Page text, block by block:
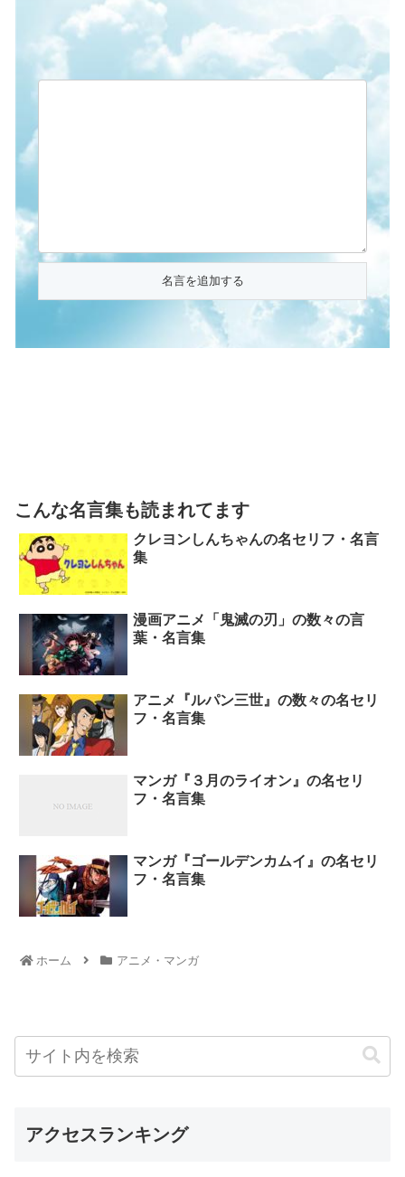
こんな名言集も読まれてます
クレヨンしんちゃんの名セリフ・名言
集
漫画アニメ「鬼滅の刃」の数々の言
葉・名言集
アニメ『ルパン三世』の数々の名セリ
フ・名言集
マンガ『３月のライオン』の名セリ
フ・名言集
マンガ『ゴールデンカムイ』の名セリ
フ・名言集
ホーム アニメ・マンガ
アクセスランキング